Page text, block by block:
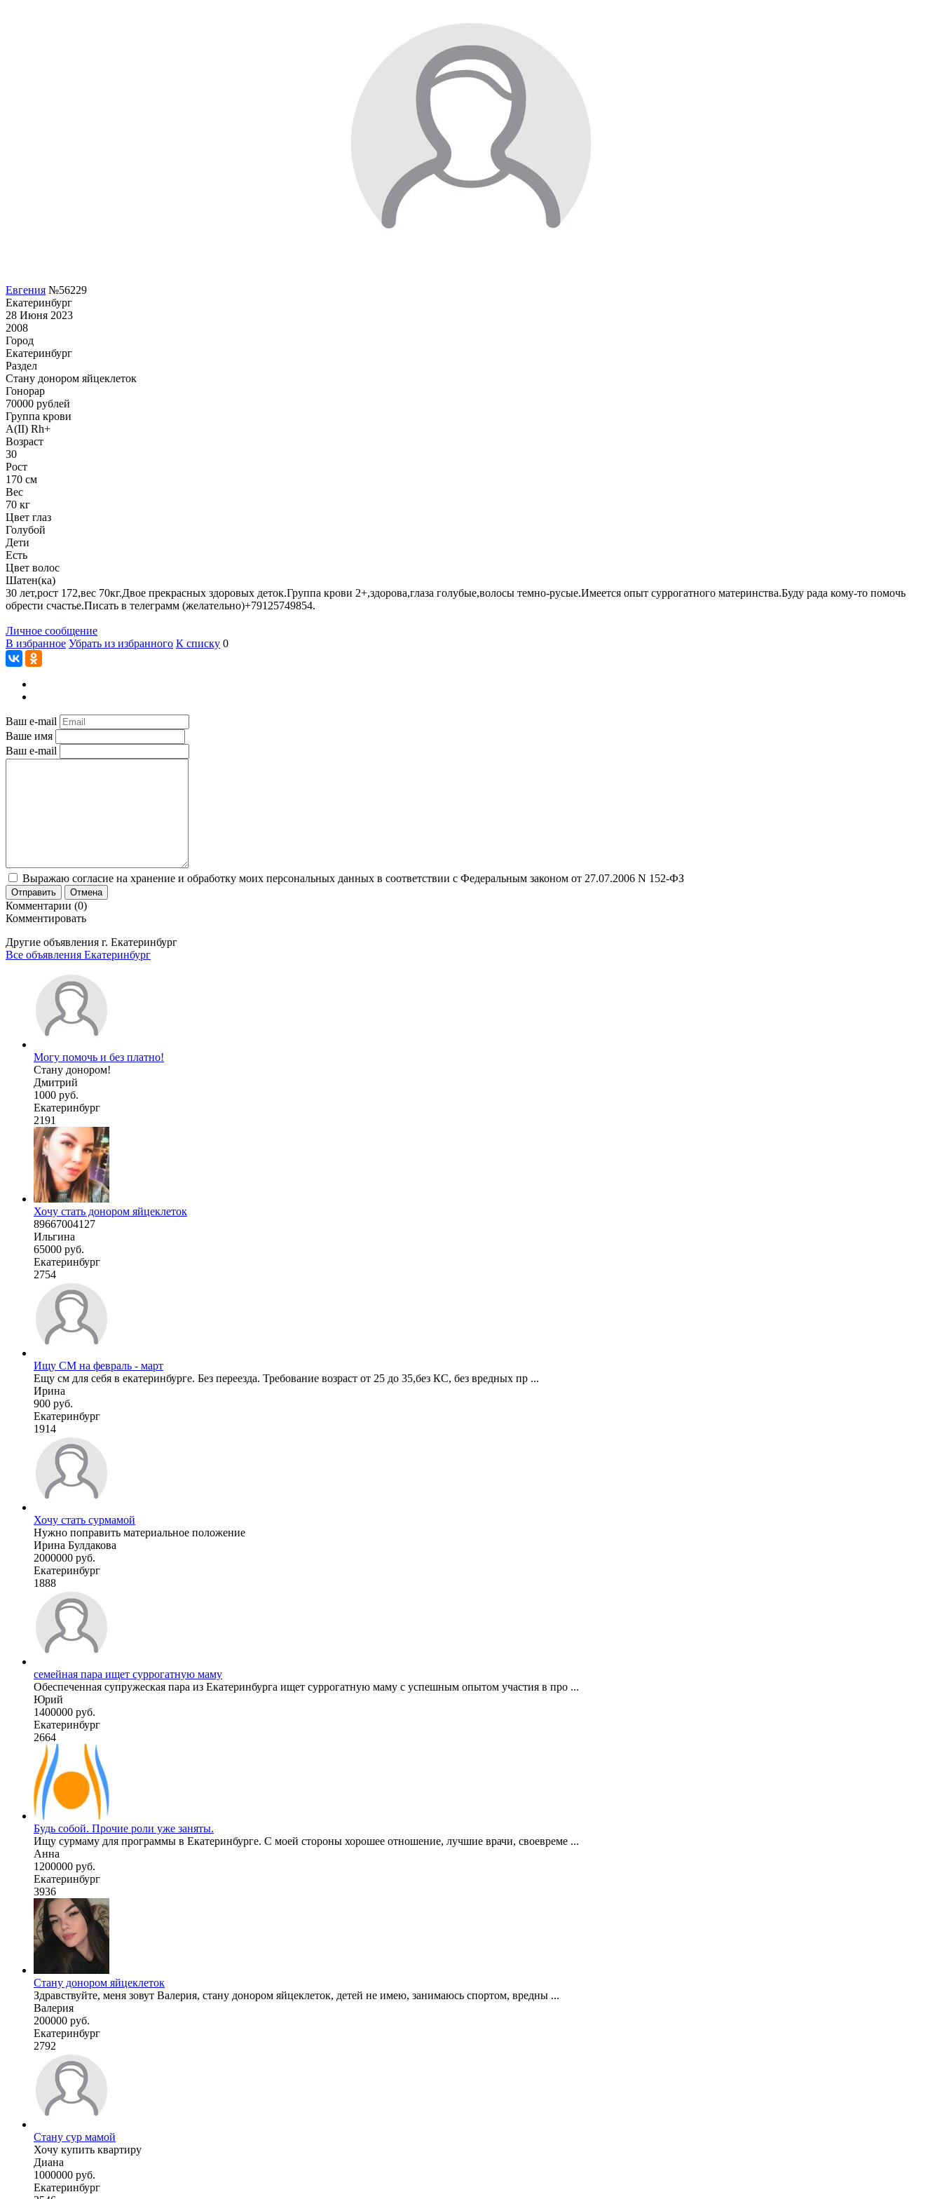
Евгения №56229
Екатеринбург
28 Июня 2023
2008
Город
Екатеринбург
Раздел
Стану донором яйцеклеток
Гонoрар
70000 рублей
Группа крови
A(II) Rh+
Возраст
30
Рост
170 см
Вес
70 кг
Цвет глаз
Голубой
Дети
Есть
Цвет волос
Шатен(ка)
30 лет,рост 172,вес 70кг.Двое прекрасных здоровых деток.Группа крови 2+,здорова,глаза голубые,волосы темно-русые.Имеется опыт суррогатного материнства.Буду рада кому-то помочь
обрести счастье.Писать в телеграмм (желательно)+79125749854.
Личное сообщение
В избранное Убрать из избранного К списку 0
Ваш e-mail
Ваше имя
Ваш e-mail
Выражаю согласие на хранение и обработку моих персональных данных в соответствии с Федеральным законом от 27.07.2006 N 152-ФЗ
Отправить Отмена
Комментарии (0)
Комментировать
Другие объявления г. Екатеринбург
Все объявления Екатеринбург
Могу помочь и без платно!
Стану донором!
Дмитрий
1000 руб.
Екатеринбург
2191
Хочу стать донором яйцеклеток
89667004127
Ильгина
65000 руб.
Екатеринбург
2754
Ищу СМ на февраль - март
Ещу см для себя в екатеринбурге. Без переезда. Требование возраст от 25 до 35,без КС, без вредных пр ...
Ирина
900 руб.
Екатеринбург
1914
Хочу стать сурмамой
Нужно поправить материальное положение
Ирина Булдакова
2000000 руб.
Екатеринбург
1888
семейная пара ищет суррогатную маму
Обеспеченная супружеская пара из Екатеринбурга ищет суррогатную маму с успешным опытом участия в про ...
Юрий
1400000 руб.
Екатеринбург
2664
Будь собой. Прочие роли уже заняты.
Ищу сурмаму для программы в Екатеринбурге. С моей стороны хорошее отношение, лучшие врачи, своевреме ...
Анна
1200000 руб.
Екатеринбург
3936
Стану донором яйцеклеток
Здравствуйте, меня зовут Валерия, стану донором яйцеклеток, детей не имею, занимаюсь спортом, вредны ...
Валерия
200000 руб.
Екатеринбург
2792
Стану сур мамой
Хочу купить квартиру
Диана
1000000 руб.
Екатеринбург